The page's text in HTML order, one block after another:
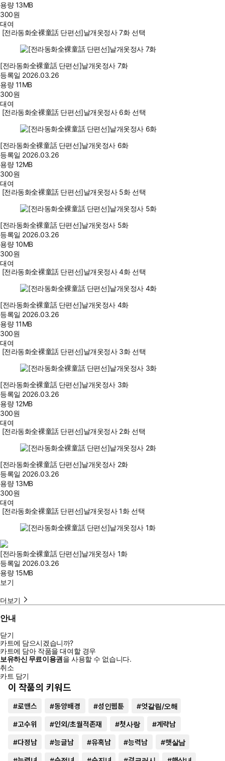
용량13MB
300원
대여
[전라동화全裸童話 단편선]날개옷정사 7화 선택
[전라동화全裸童話 단편선]날개옷정사 7화
등록일 2026.03.26
용량11MB
300원
대여
[전라동화全裸童話 단편선]날개옷정사 6화 선택
[전라동화全裸童話 단편선]날개옷정사 6화
등록일 2026.03.26
용량12MB
300원
대여
[전라동화全裸童話 단편선]날개옷정사 5화 선택
[전라동화全裸童話 단편선]날개옷정사 5화
등록일 2026.03.26
용량10MB
300원
대여
[전라동화全裸童話 단편선]날개옷정사 4화 선택
[전라동화全裸童話 단편선]날개옷정사 4화
등록일 2026.03.26
용량11MB
300원
대여
[전라동화全裸童話 단편선]날개옷정사 3화 선택
[전라동화全裸童話 단편선]날개옷정사 3화
등록일 2026.03.26
용량12MB
300원
대여
[전라동화全裸童話 단편선]날개옷정사 2화 선택
[전라동화全裸童話 단편선]날개옷정사 2화
등록일 2026.03.26
용량13MB
300원
대여
[전라동화全裸童話 단편선]날개옷정사 1화 선택
[전라동화全裸童話 단편선]날개옷정사 1화
등록일 2026.03.26
용량15MB
보기
더보기
안내
닫기
카트에 담으시겠습니까?
카트에 담아 작품을 대여할 경우
보유하신 무료이용권을 사용할 수 없습니다.
취소
카트 담기
이 작품의 키워드
#로맨스 #동양배경 #성인웹툰 #엇갈림/오해
#고수위 #인외/초월적존재 #첫사랑 #계략남
#다정남 #능글남 #유혹남 #능력남 #햇살남